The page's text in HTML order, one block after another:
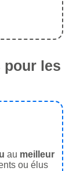
pour les
au meilleur
ou élus